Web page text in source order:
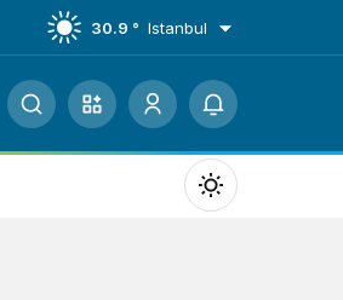
30.9 ° Istanbul
Mod
değiştir